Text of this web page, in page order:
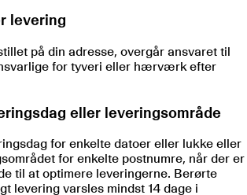
levering
på din adresse, overgår ansvaret til
for tyveri eller hærværk efter
eller leveringsområde
for enkelte datoer eller lukke eller
for enkelte postnumre, når der er
til at optimere leveringerne. Berørte
levering varsles mindst 14 dage i